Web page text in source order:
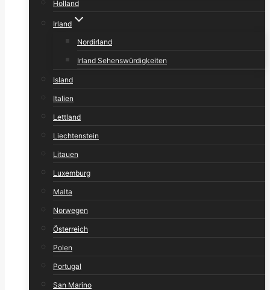
Holland
Irland
Nordirland
Irland Sehenswürdigkeiten
Island
Italien
Lettland
Liechtenstein
Litauen
Luxemburg
Malta
Norwegen
Österreich
Polen
Portugal
San Marino